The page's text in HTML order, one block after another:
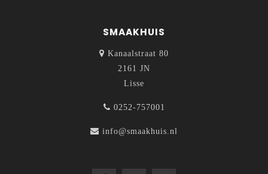
SMAAKHUIS
Kanaalstraat 80
2161 JN
Lisse
0252-757001
info@smaakhuis.nl